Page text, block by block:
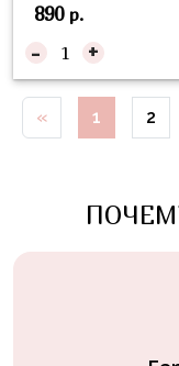
890р.
- +
« 1 2
Морская
Тема
Звёздные
Войны
Трансформеры